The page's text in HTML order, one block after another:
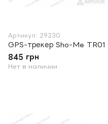
Артикул: 29230
GPS-трекер Sho-Me TR01
845 грн
Нет в наличии